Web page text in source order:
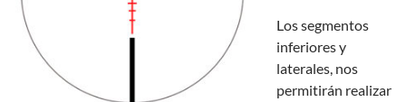
Los segmentos
inferiores y
laterales, nos
permitirán realizar